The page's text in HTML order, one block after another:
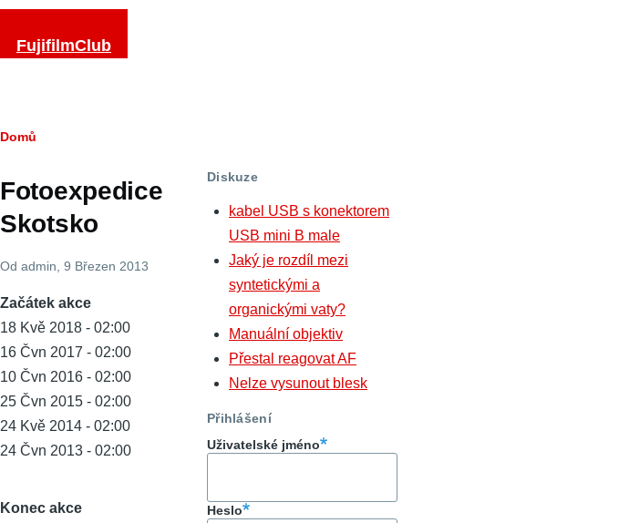
Přejít k hlavnímu obsahu
FujifilmClub
Drobečková
Domů
Fotoexpedice
Skotsko
Od admin , 9 Březen 2013
Začátek akce
18 Kvě 2018 - 02:00
16 Čvn 2017 - 02:00
10 Čvn 2016 - 02:00
25 Čvn 2015 - 02:00
24 Kvě 2014 - 02:00
24 Čvn 2013 - 02:00
Konec akce
Diskuze
kabel USB s konektorem
USB mini B male
Jaký je rozdíl mezi
syntetickými a
organickými vaty?
Manuální objektiv
Přestal reagovat AF
Nelze vysunout blesk
Přihlášení
Uživatelské jméno
Heslo